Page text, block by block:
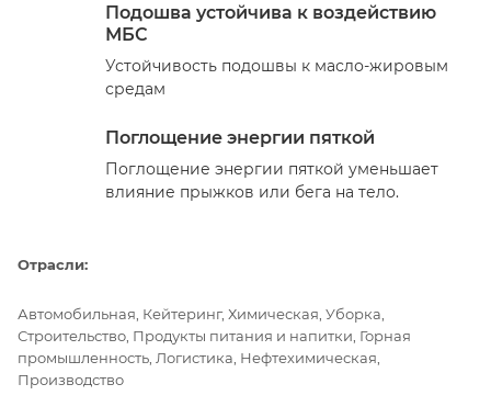
Подошва устойчива к воздействию
МБС
Устойчивость подошвы к масло-жировым
средам
Поглощение энергии пяткой
Поглощение энергии пяткой уменьшает
влияние прыжков или бега на тело.
Отрасли:
Автомобильная, Кейтеринг, Химическая, Уборка,
Строительство, Продукты питания и напитки, Горная
промышленность, Логистика, Нефтехимическая,
Производство